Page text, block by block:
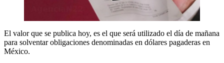
El valor que se publica hoy, es el que será utilizado el día de mañana
para solventar obligaciones denominadas en dólares pagaderas en
México.